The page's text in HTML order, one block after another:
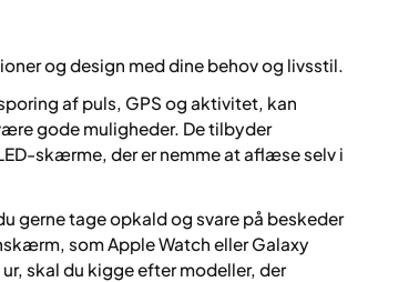
og design med dine behov og livsstil.
af puls, GPS og aktivitet, kan
gode muligheder. De tilbyder
skærme, der er nemme at aflæse selv i
gerne tage opkald og svare på beskeder
som Apple Watch eller Galaxy
skal du kigge efter modeller, der